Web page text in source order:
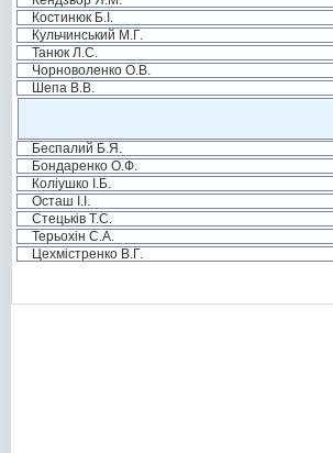
Костинюк Б.І.
Кульчинський М.Г.
Танюк Л.С.
Чорноволенко О.В.
Шепа В.В.
Беспалий Б.Я.
Бондаренко О.Ф.
Коліушко І.Б.
Осташ І.І.
Стецьків Т.С.
Терьохін С.А.
Цехмістренко В.Г.